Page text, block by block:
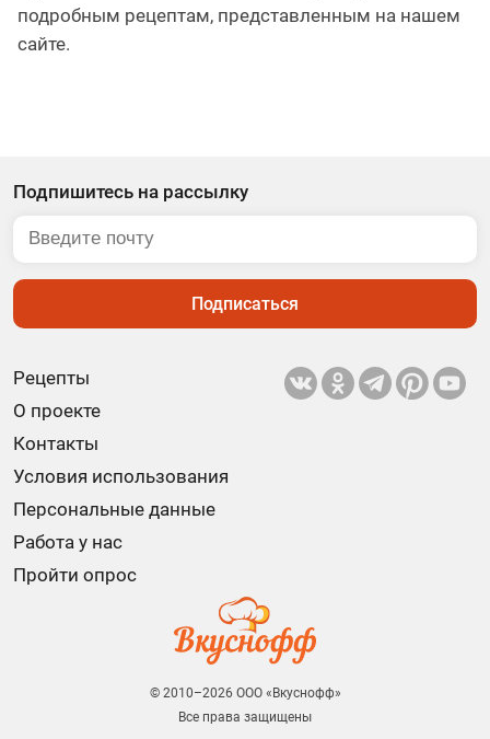
подробным рецептам, представленным на нашем
сайте.
Рецепты
О проекте
Контакты
Условия использования
Персональные данные
Работа у нас
Пройти опрос
Подпишитесь на рассылку
Подписаться
© 2010–2026 ООО «Вкуснофф»
Все права защищены